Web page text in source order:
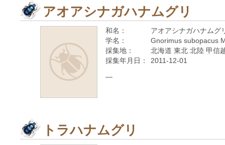
アオアシナガハナムグリ
和名：
アオアシナガハナムグ
学名：
Gnorimus subopacus
採集地：
北海道 東北 北陸 甲信
採集年月日：
2011-12-01
—
トラハナムグリ